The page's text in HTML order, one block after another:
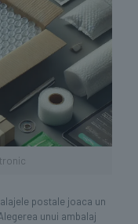
postale joaca un
unui ambalaj